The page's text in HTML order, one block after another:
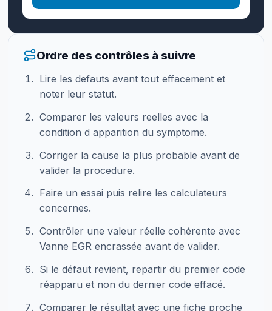
Ordre des contrôles à suivre
Lire les defauts avant tout effacement et
noter leur statut.
Comparer les valeurs reelles avec la
condition d apparition du symptome.
Corriger la cause la plus probable avant de
valider la procedure.
Faire un essai puis relire les calculateurs
concernes.
Contrôler une valeur réelle cohérente avec
Vanne EGR encrassée avant de valider.
Si le défaut revient, repartir du premier code
réapparu et non du dernier code effacé.
Comparer le résultat avec une fiche proche